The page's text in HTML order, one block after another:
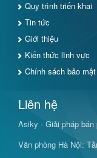
Quy trình triển khai
Tin tức
Giới thiệu
Kiến thức lĩnh vực
Chính sách bảo mật
Liên hệ
Asiky - Giải pháp bán
Văn phòng Hà Nội: